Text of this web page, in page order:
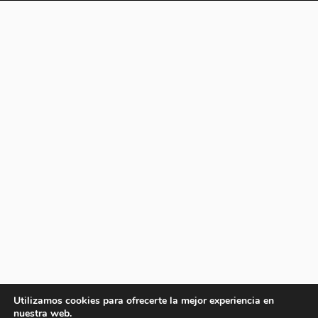
Utilizamos cookies para ofrecerte la mejor experiencia en
nuestra web.